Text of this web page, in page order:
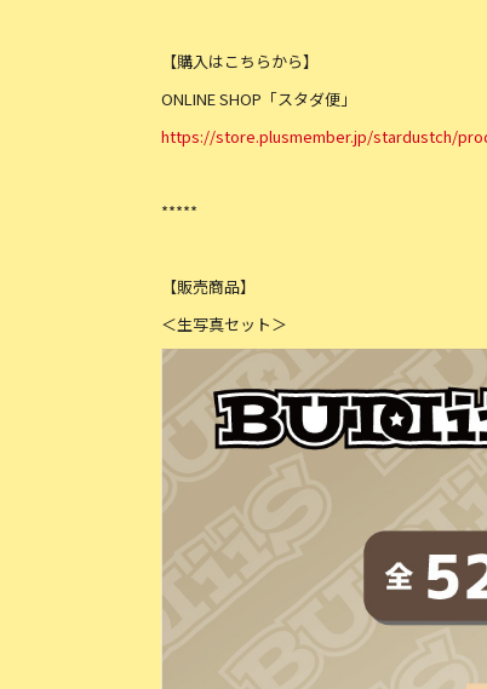
【購入はこちらから】
ONLINE SHOP「スタダ便」
https://store.plusmember.jp/stardustch/
*****
【販売商品】
＜生写真セット＞